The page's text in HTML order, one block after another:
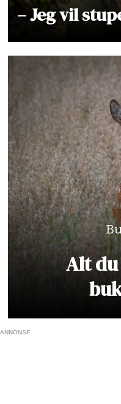
– Jeg vil
Alt
ANNONSE